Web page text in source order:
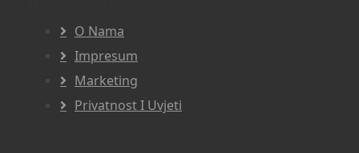
O Nama
Impresum
Marketing
Privatnost I Uvjeti